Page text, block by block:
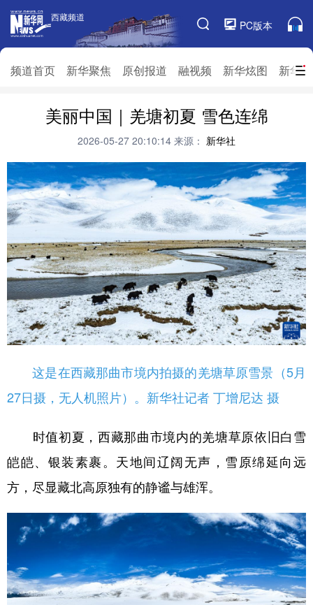
西藏频道
PC版本
频道首页 新华聚焦 原创报道 融视频 新华炫图 新华
西藏频道
频道栏目
频道首页 新华聚焦 原创报道
融视频
新华访谈 新华云直播
对口援藏
生态西藏
乡村振兴
推广信息
美丽中国｜羌塘初夏 雪色连绵
2026-05-27 20:10:14 来源： 新华社
这是在西藏那曲市境内拍摄的羌塘草原雪景（5月
27日摄，无人机照片）。新华社记者 丁增尼达 摄
时值初夏，西藏那曲市境内的羌塘草原依旧白雪
皑皑、银装素裹。天地间辽阔无声，雪原绵延向远
方，尽显藏北高原独有的静谧与雄浑。